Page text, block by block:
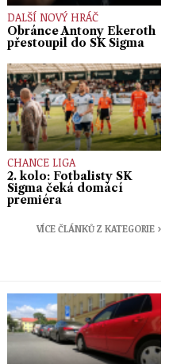
DALŠÍ NOVÝ HRÁČ
Obránce Antony Ekeroth
přestoupil do SK Sigma
CHANCE LIGA
2. kolo: Fotbalisty SK
Sigma čeká domácí
premiéra
VÍCE ČLÁNKŮ Z KATEGORIE ›